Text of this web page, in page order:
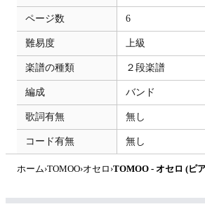
ページ数 6
難易度 上級
楽譜の種類 ２段楽譜
編成 バンド
歌詞有無 無し
コード有無 無し
ホーム›TOMOO›オセロ ›